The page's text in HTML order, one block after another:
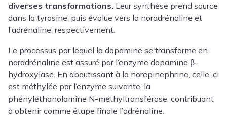
diverses transformations. Leur synthèse prend source
dans la tyrosine, puis évolue vers la noradrénaline et
l’adrénaline, respectivement.
Le processus par lequel la dopamine se transforme en
noradrénaline est assuré par l’enzyme dopamine β-
hydroxylase. En aboutissant à la norepinephrine, celle-ci
est méthylée par l’enzyme suivante, la
phényléthanolamine N-méthyltransférase, contribuant
à obtenir comme étape finale l’adrénaline.